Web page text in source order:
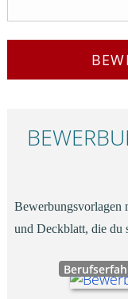
Bewerbungsvorlagen
und Deckblatt, die du